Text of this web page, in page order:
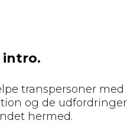
intro.
transpersoner med
og de udfordringer
hermed.